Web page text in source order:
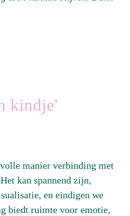
kindje'
manier verbinding met
kan spannend zijn,
en eindigen we
biedt ruimte voor emotie,